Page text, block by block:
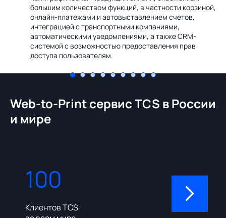
большим количеством функций, в частности корзиной,
онлайн-платежами и автовыставлением счетов,
интеграцией с транспортными компаниями,
автоматическими уведомлениями, а также CRM-
системой с возможностью предоставления прав
доступа пользователям.
Web-to-Print сервис TCS в России
и мире
100
Клиентов TCS
310